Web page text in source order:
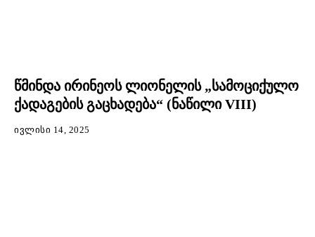
წმინდა ირინეოს ლიონელის „სამოციქულო
ქადაგების გაცხადება“ (ნაწილი VIII)
ᲘᲕᲚᲘᲡᲘ 14, 2025